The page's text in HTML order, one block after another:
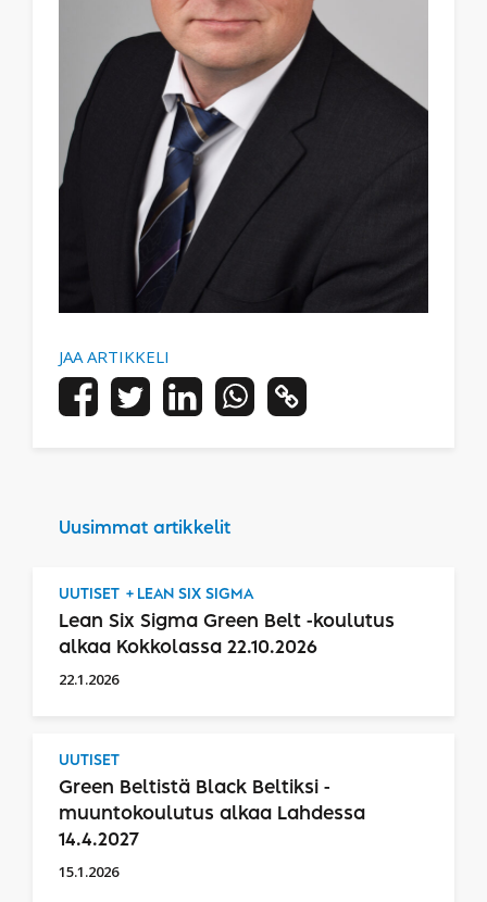
JAA ARTIKKELI
Uusimmat artikkelit
UUTISET LEAN SIX SIGMA
Lean Six Sigma Green Belt -koulutus
alkaa Kokkolassa 22.10.2026
22.1.2026
UUTISET
Green Beltistä Black Beltiksi -
muuntokoulutus alkaa Lahdessa
14.4.2027
15.1.2026